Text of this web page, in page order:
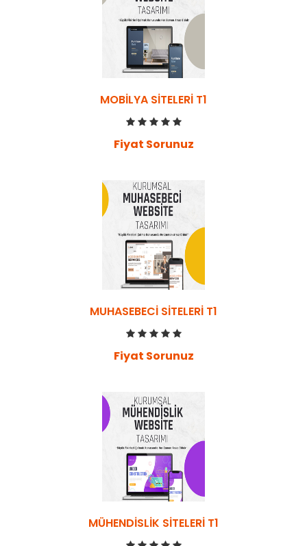
MOBILYA SITELERI T1
Fiyat Sorunuz
MUHASEBECI SITELERI T1
Fiyat Sorunuz
MÜHENDISLIK SITELERI T1